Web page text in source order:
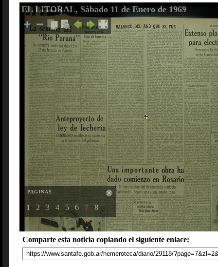
EL LITORAL, Sábado 11 de Enero de 1969
PAGINAS
1 2 3 4 5 6 7 8
Comparte esta noticia copiando el siguiente enlace: